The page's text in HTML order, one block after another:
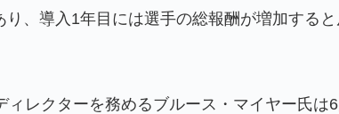
いのか？2011〜12年の国際試合における外国審判
、導入1年目には選手の総報酬が増加する
ィレクターを務めるブルース・マイヤー氏は